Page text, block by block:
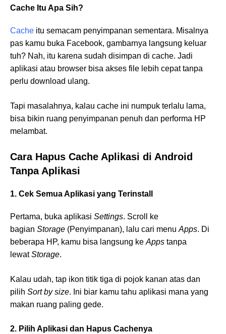
Cache Itu Apa Sih?
Cache itu semacam penyimpanan sementara. Misalnya
pas kamu buka Facebook, gambarnya langsung keluar
tuh? Nah, itu karena sudah disimpan di cache. Jadi
aplikasi atau browser bisa akses file lebih cepat tanpa
perlu download ulang.
Tapi masalahnya, kalau cache ini numpuk terlalu lama,
bisa bikin ruang penyimpanan penuh dan performa HP
melambat.
Cara Hapus Cache Aplikasi di Android
Tanpa Aplikasi
1. Cek Semua Aplikasi yang Terinstall
Pertama, buka aplikasi Settings. Scroll ke
bagian Storage (Penyimpanan), lalu cari menuApps. Di
beberapa HP, kamu bisa langsung keApps tanpa
lewatStorage.
Kalau udah, tap ikon titik tiga di pojok kanan atas dan
pilih Sort by size. Ini biar kamu tahu aplikasi mana yang
makan ruang paling gede.
2. Pilih Aplikasi dan Hapus Cachenya